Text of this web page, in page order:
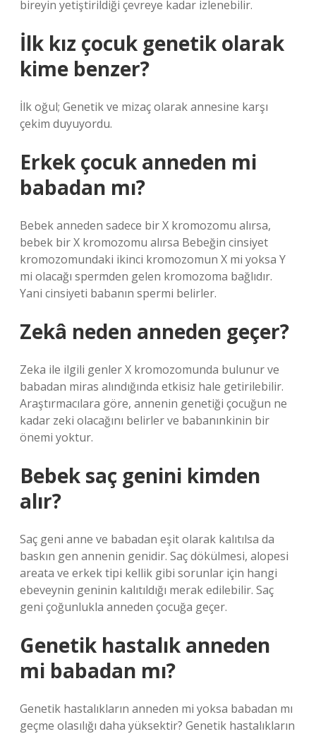
bireyin yetiştirildiği çevreye kadar izlenebilir.
İlk kız çocuk genetik olarak
kime benzer?
İlk oğul; Genetik ve mizaç olarak annesine karşı
çekim duyuyordu.
Erkek çocuk anneden mi
babadan mı?
Bebek anneden sadece bir X kromozomu alırsa,
bebek bir X kromozomu alırsa Bebeğin cinsiyet
kromozomundaki ikinci kromozomun X mi yoksa Y
mi olacağı spermden gelen kromozoma bağlıdır.
Yani cinsiyeti babanın spermi belirler.
Zekâ neden anneden geçer?
Zeka ile ilgili genler X kromozomunda bulunur ve
babadan miras alındığında etkisiz hale getirilebilir.
Araştırmacılara göre, annenin genetiği çocuğun ne
kadar zeki olacağını belirler ve babanınkinin bir
önemi yoktur.
Bebek saç genini kimden
alır?
Saç geni anne ve babadan eşit olarak kalıtılsa da
baskın gen annenin genidir. Saç dökülmesi, alopesi
areata ve erkek tipi kellik gibi sorunlar için hangi
ebeveynin geninin kalıtıldığı merak edilebilir. Saç
geni çoğunlukla anneden çocuğa geçer.
Genetik hastalık anneden
mi babadan mı?
Genetik hastalıkların anneden mi yoksa babadan mı
geçme olasılığı daha yüksektir? Genetik hastalıkların